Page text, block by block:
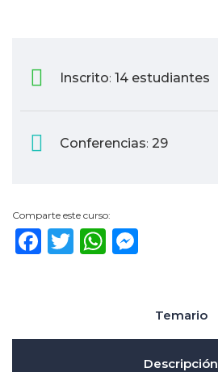
Inscrito: 14 estudiantes
Conferencias: 29
Comparte este curso:
Facebook
TwitterWhatsApp
Temario
Descripción